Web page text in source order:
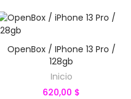
OpenBox / IPhone 13 Pro /
128gb
Inicio
620,00 $